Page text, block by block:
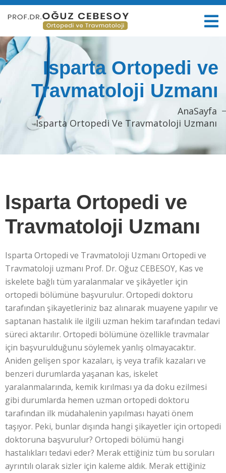
Isparta Ortopedi ve
Travmatoloji Uzmanı
AnaSayfa
Isparta Ortopedi Ve Travmatoloji Uzmanı
Isparta Ortopedi ve
Travmatoloji Uzmanı
Isparta Ortopedi ve Travmatoloji Uzmanı Ortopedi ve
Travmatoloji uzmanı Prof. Dr. Oğuz CEBESOY, Kas ve
iskelete bağlı tüm yaralanmalar ve şikâyetler için
ortopedi bölümüne başvurulur. Ortopedi doktoru
tarafından şikayetleriniz baz alınarak muayene yapılır ve
saptanan hastalık ile ilgili uzman hekim tarafından tedavi
süreci aktarılır. Ortopedi bölümüne özellikle travmalar
için başvurulduğunu söylemek yanlış olmayacaktır.
Aniden gelişen spor kazaları, iş veya trafik kazaları ve
benzeri durumlarda yaşanan kas, iskelet
yaralanmalarında, kemik kırılması ya da doku ezilmesi
gibi durumlarda hemen uzman ortopedi doktoru
tarafından ilk müdahalenin yapılması hayati önem
taşıyor. Peki, bunlar dışında hangi şikayetler için ortopedi
doktoruna başvurulur? Ortopedi bölümü hangi
hastalıkları tedavi eder? Merak ettiğiniz tüm bu soruları
ayrıntılı olarak sizler için kaleme aldık. Merak ettiğiniz